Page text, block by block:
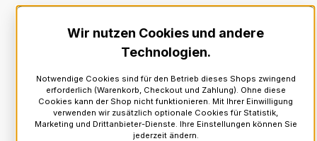
Anpassungsmöglichkeiten.
Die legendäre DegerPipe mit ihrem charakteristischen
Design, das einem Practice Chanter ähnelt, gilt für viele als
Panel“ macht diesen elektronischen Chanter sehr einfach
zu bedienen, und die vertraute Form eines Practice
Chanters sorgt für ein gewohntes Spielgefühl, ideal zum
Üben und Performen.
Wir nutzen Cookies und andere
Technologien.
Notwendige Cookies sind für den Betrieb dieses Shops zwingend
erforderlich (Warenkorb, Checkout und Zahlung). Ohne diese
Cookies kann der Shop nicht funktionieren. Mit Ihrer Einwilligung
verwenden wir zusätzlich optionale Cookies für Statistik,
Marketing und Drittanbieter-Dienste. Ihre Einstellungen können Sie
jederzeit ändern.